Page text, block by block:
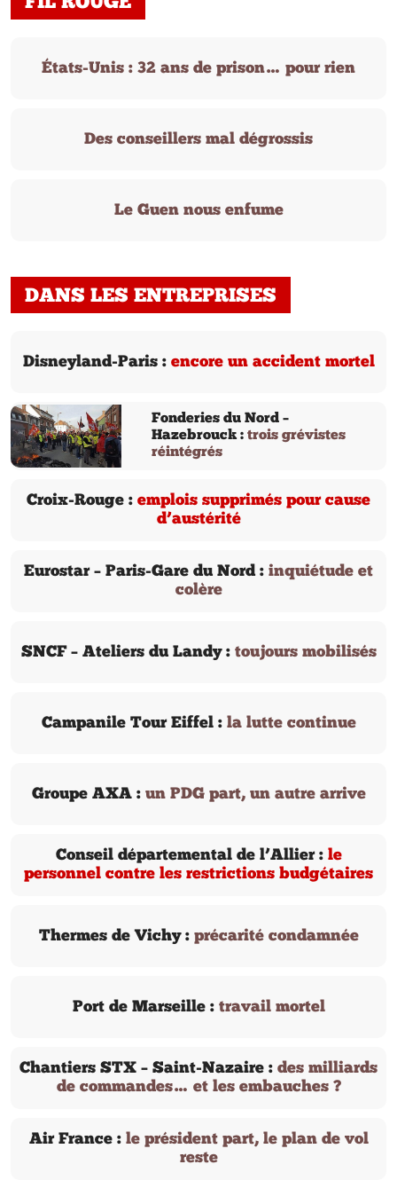
États-Unis : 32 ans de prison… pour rien
Des conseillers mal dégrossis
Le Guen nous enfume
DANS LES ENTREPRISES
Disneyland-Paris : encore un accident mortel
Fonderies du Nord –
Hazebrouck : trois grévistes
réintégrés
Croix-Rouge : emplois supprimés pour cause
d’austérité
Eurostar – Paris-Gare du Nord : inquiétude et
colère
SNCF – Ateliers du Landy : toujours mobilisés
Campanile Tour Eiffel : la lutte continue
Groupe AXA : un PDG part, un autre arrive
Conseil départemental de l’Allier : le
personnel contre les restrictions budgétaires
Thermes de Vichy : précarité condamnée
Port de Marseille : travail mortel
Chantiers STX – Saint-Nazaire : des milliards
de commandes… et les embauches ?
Air France : le président part, le plan de vol
reste